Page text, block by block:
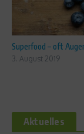
Superfood – oft
3. August 2019
Aktuelles